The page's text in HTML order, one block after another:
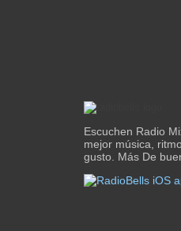
Escuchen Radio
mejor música,
gusto. Más De